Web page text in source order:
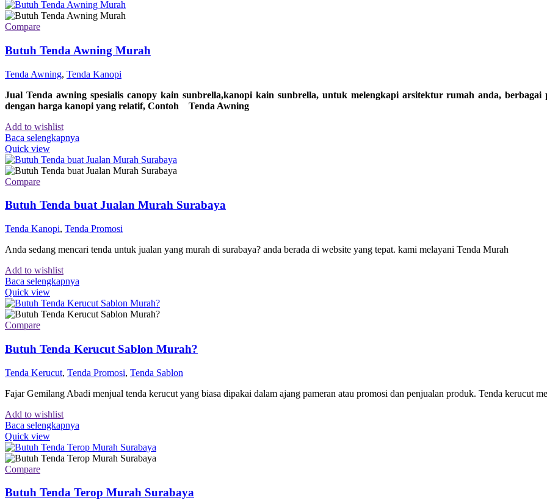
Compare
Butuh Tenda Awning Murah
Tenda Awning, Tenda Kanopi
Jual Tenda awning spesialis canopy kain sunbrella,kanopi kain sunbrella, untuk melengkapi arsitektur rumah anda,
dengan harga kanopi yang relatif, Contoh
Tenda Awning
Add to wishlist
Baca selengkapnya
Quick view
Compare
Butuh Tenda buat Jualan Murah Surabaya
Tenda Kanopi, Tenda Promosi
Anda sedang mencari tenda untuk jualan yang murah di surabaya? anda berada di website yang tepat. kami melayani Tenda Murah
Add to wishlist
Baca selengkapnya
Quick view
Compare
Butuh Tenda Kerucut Sablon Murah?
Tenda Kerucut, Tenda Promosi, Tenda Sablon
Fajar Gemilang Abadi menjual tenda kerucut yang biasa dipakai dalam ajang pameran atau promosi dan penjualan produk. Tenda kerucut
Add to wishlist
Baca selengkapnya
Quick view
Compare
Butuh Tenda Terop Murah Surabaya